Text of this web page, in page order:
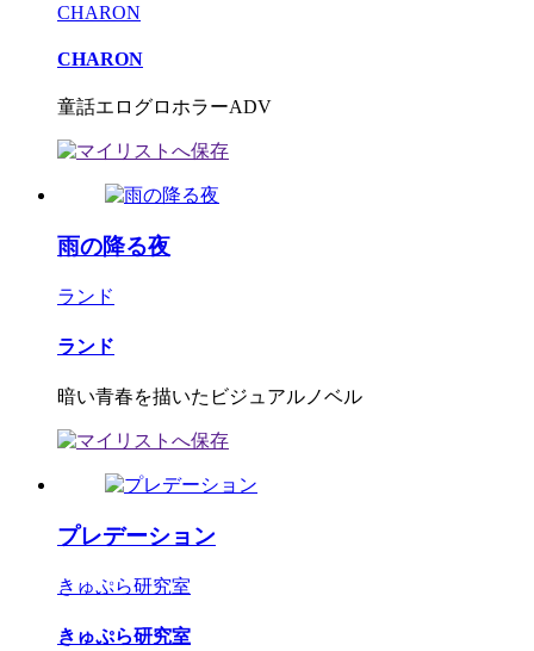
CHARON
CHARON
童話エログロホラーADV
雨の降る夜
ランド
ランド
暗い青春を描いたビジュアルノベル
プレデーション
きゅぷら研究室
きゅぷら研究室